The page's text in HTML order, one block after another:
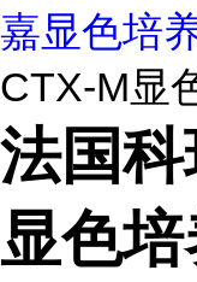
嘉显色培
CTX-M显
法国
显色